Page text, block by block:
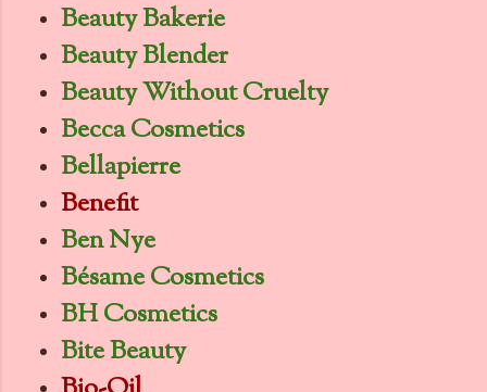
Beauty Bakerie
Beauty Blender
Beauty Without Cruelty
Becca Cosmetics
Bellapierre
Benefit
Ben Nye
Bésame Cosmetics
BH Cosmetics
Bite Beauty